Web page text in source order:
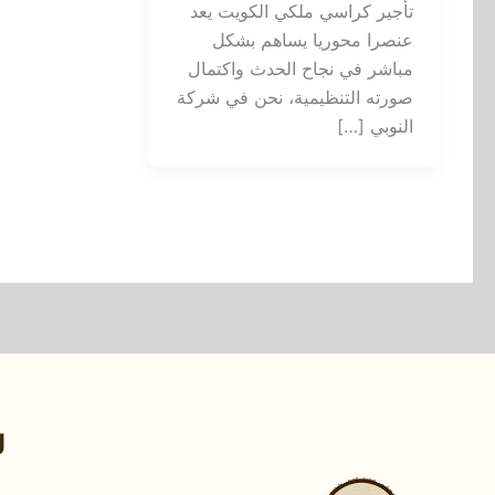
تأجير كراسي ملكي الكويت يعد
عنصرا محوريا يساهم بشكل
مباشر في نجاح الحدث واكتمال
صورته التنظيمية، نحن في شركة
النوبي […]